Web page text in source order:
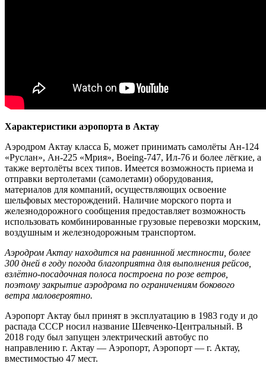
Характеристики аэропорта в Актау
Аэродром Актау класса Б, может принимать самолёты Ан-124
«Руслан», Ан-225 «Мрия», Boeing-747, Ил-76 и более лёгкие, а
также вертолёты всех типов. Имеется возможность приема и
отправки вертолетами (самолетами) оборудования,
материалов для компаний, осуществляющих освоение
шельфовых месторождений. Наличие морского порта и
железнодорожного сообщения предоставляет возможность
использовать комбинированные грузовые перевозки морским,
воздушным и железнодорожным транспортом.
Аэродром Актау находится на равнинной местности, более
300 дней в году погода благоприятна для выполнения рейсов,
взлётно-посадочная полоса построена по розе ветров,
поэтому закрытие аэродрома по ограничениям бокового
ветра маловероятно.
Аэропорт Актау был принят в эксплуатацию в 1983 году и до
распада СССР носил название Шевченко-Центральный. В
2018 году был запущен электрический автобус по
направлению г. Актау — Аэропорт, Аэропорт — г. Актау,
вместимостью 47 мест.